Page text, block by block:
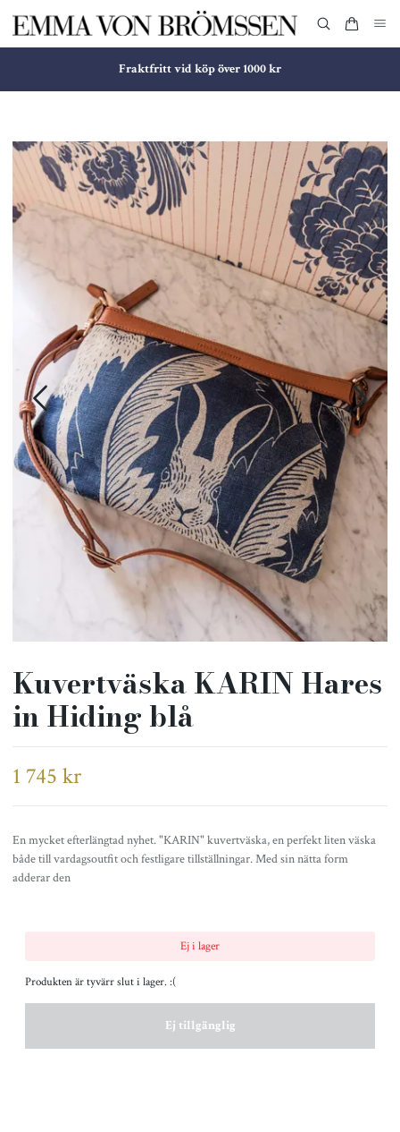
Fraktfritt vid köp över 1000 kr
Kuvertväska KARIN Hares
in Hiding blå
1 745 kr
En mycket efterlängtad nyhet. "KARIN" kuvertväska, en perfekt liten väska
både till vardagsoutfit och festligare tillställningar. Med sin nätta form
adderar den
Ej i lager
Produkten är tyvärr slut i lager. :(
Ej tillgänglig